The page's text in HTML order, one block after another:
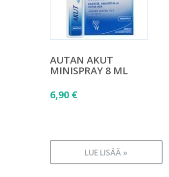
AUTAN AKUT
MINISPRAY 8 ML
6,90 €
LUE LISÄÄ »